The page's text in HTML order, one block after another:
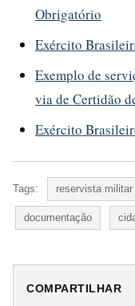
Obrigatório
Exército
Exemplo de
via de Certidão
Exército
Tags: reservista militar
documentação
COMPARTILHAR